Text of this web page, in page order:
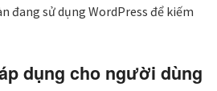
đang sử dụng WordPress để kiếm
dụng cho người dùng